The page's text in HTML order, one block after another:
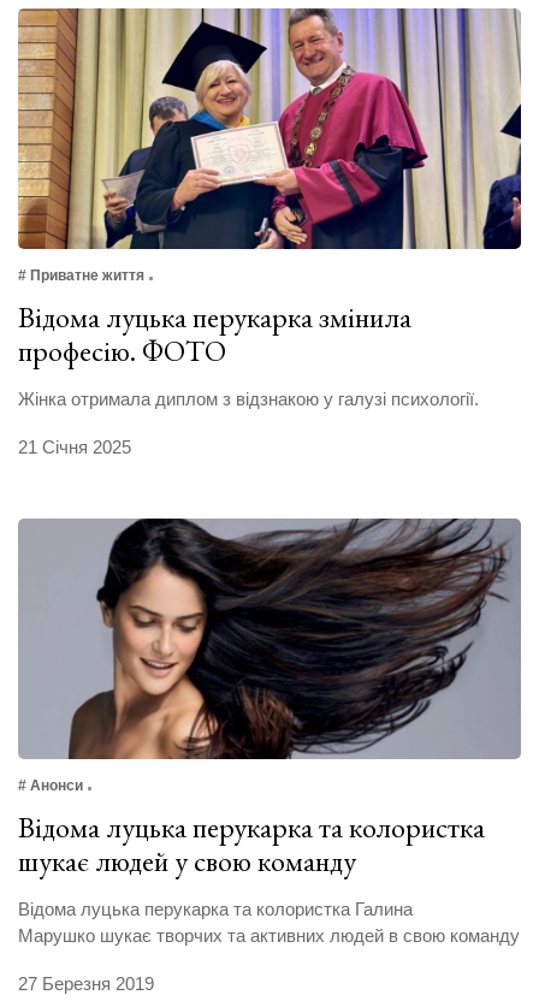
# Приватне життя
Відома луцька перукарка змінила
професію. ФОТО
Жінка отримала диплом з відзнакою у галузі психології.
21 Січня 2025
# Анонси
Відома луцька перукарка та колористка
шукає людей у свою команду
Відома луцька перукарка та колористка Галина
Марушко шукає творчих та активних людей в свою команду
27 Березня 2019